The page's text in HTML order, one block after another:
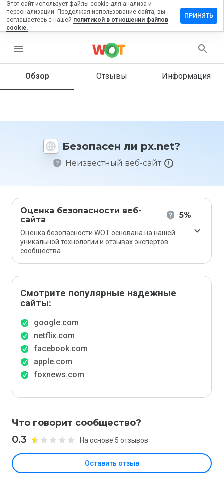
menu
Обзор Отзывы Информация
Безопасен ли px.net?
Неизвестный веб-сайт
Оценка безопасности веб-
сайта
5%
Оценка безопасности WOT основана на нашей
уникальной технологии и отзывах экспертов
сообщества.
Смотрите популярные надежные
сайты:
google.com
netflix.com
facebook.com
apple.com
foxnews.com
Что говорит сообщество?
0.3 На основе 5 отзывов
Оставить отзыв
на
Как бы
этот
Этот сайт использует файлы cookie для анализа и
персонализации. Продолжая использование сайта, вы
соглашаетесь с нашей политикой в отношении файлов
cookie.
ПРИНЯТЬ